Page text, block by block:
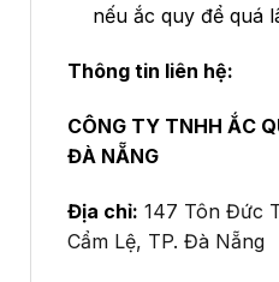
nếu ắc quy để quá
Thông tin liên hệ:
CÔNG TY TNHH ẮC
ĐÀ NẴNG
Địa chỉ: 147 Tôn Đức
Cẩm Lệ, TP. Đà Nẵng